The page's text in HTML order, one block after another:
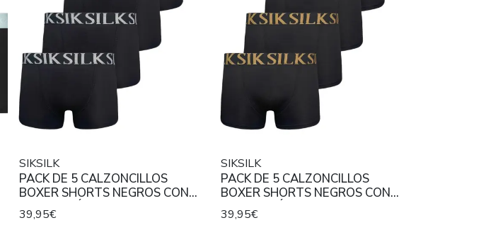
SIKSILK
PACK DE 5 CALZONCILLOS
BOXER SHORTS NEGROS CON
INSCRIPCIÓN EN LA CINTURA
COLOR GRIS.
39,95€
SIKSILK
PACK DE 5 CALZONCILLOS
BOXER SHORTS NEGROS CON
INSCRIPCIÓN EN LA CINTURA
COLOR CAMEL.
39,95€